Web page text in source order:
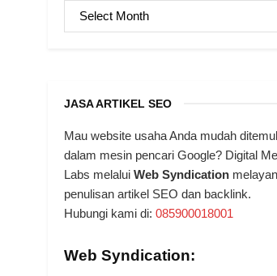
ARSIP
JASA ARTIKEL SEO
Mau website usaha Anda mudah
dalam mesin pencari Google? Digital
Labs melalui Web Syndication
penulisan artikel SEO dan backlink.
Hubungi kami di: 085900018001
Web Syndication: